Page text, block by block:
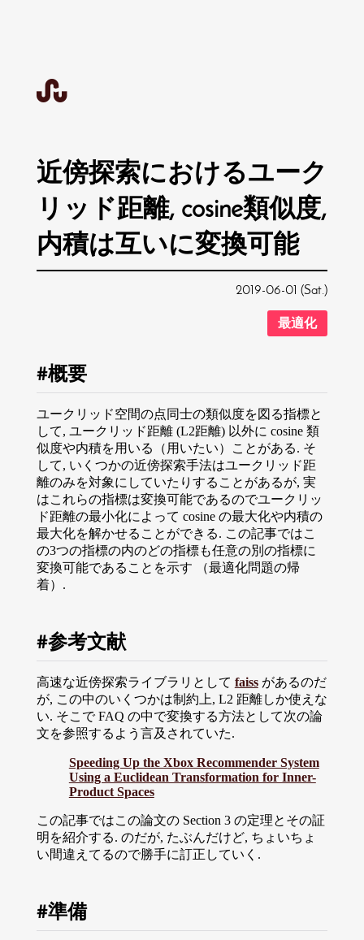
近傍探索におけるユーク
リッド距離, cosine類似度,
内積は互いに変換可能
2019-06-01 (Sat.)
最適化
概要
ユークリッド空間の点同士の類似度を図る指標と
して, ユークリッド距離 (L2距離) 以外に cosine 類
似度や内積を用いる（用いたい）ことがある. そ
して, いくつかの近傍探索手法はユークリッド距
離のみを対象にしていたりすることがあるが, 実
はこれらの指標は変換可能であるのでユークリッ
ド距離の最小化によって cosine の最大化や内積の
最大化を解かせることができる. この記事ではこ
の3つの指標の内のどの指標も任意の別の指標に
変換可能であることを示す （最適化問題の帰
着）.
参考文献
高速な近傍探索ライブラリとして faissがあるのだ
が, この中のいくつかは制約上, L2 距離しか使えな
い. そこで FAQ の中で変換する方法として次の論
文を参照するよう言及されていた.
Speeding Up the Xbox Recommender System
Using a Euclidean Transformation for Inner-
Product Spaces
この記事ではこの論文の Section 3 の定理とその証
明を紹介する. のだが, たぶんだけど, ちょいちょ
い間違えてるので勝手に訂正していく.
準備